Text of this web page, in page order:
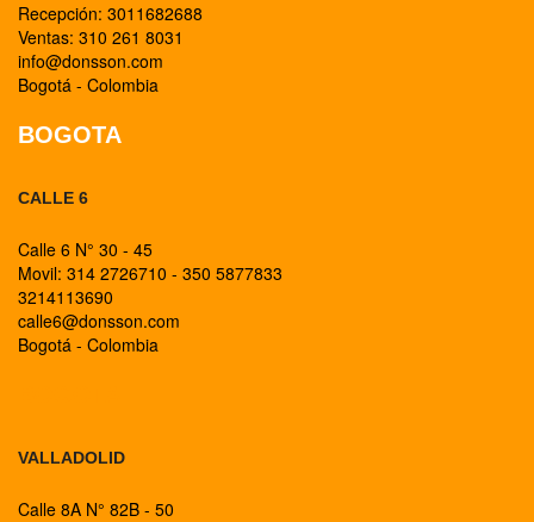
Recepción: 3011682688
Ventas: 310 261 8031
info@donsson.com
Bogotá - Colombia
BOGOTA
CALLE 6
Calle 6 N° 30 - 45
Movil: 314 2726710 - 350 5877833
3214113690
calle6@donsson.com
Bogotá - Colombia
VALLADOLID
Calle 8A N° 82B - 50